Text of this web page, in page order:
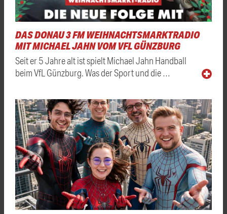
DAS DONAU 3 FM WEIHNACHTSMARKTRADIO
MIT MICHAEL JAHN VOM VFL GÜNZBURG
Seit er 5 Jahre alt ist spielt Michael Jahn Handball
beim VfL Günzburg. Was der Sport und die …